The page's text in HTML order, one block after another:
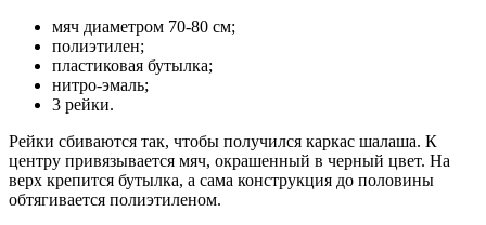
мяч диаметром 70-80 см;
полиэтилен;
пластиковая бутылка;
нитро-эмаль;
3 рейки.
Рейки сбиваются так, чтобы получился каркас шалаша. К
центру привязывается мяч, окрашенный в черный цвет. На
верх крепится бутылка, а сама конструкция до половины
обтягивается полиэтиленом.